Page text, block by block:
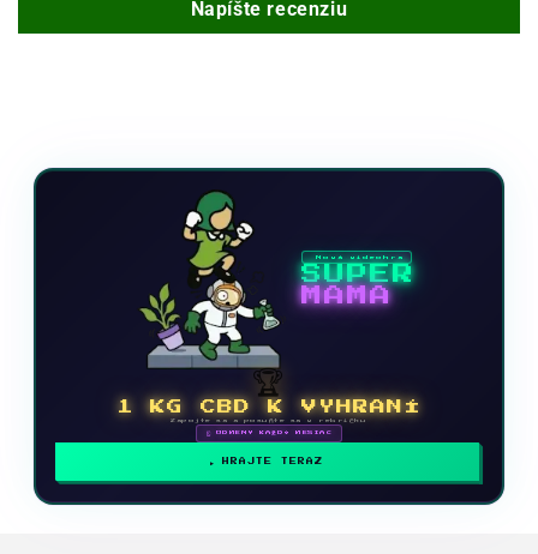
Napíšte recenziu
Nová videohra
SUPER
MAMA
🏆
1 KG CBD K VYHRANÍ
Zapojte sa a posuňte sa v rebríčku
🗓 ODMENY KAŽDÝ MESIAC
HRAJTE TERAZ